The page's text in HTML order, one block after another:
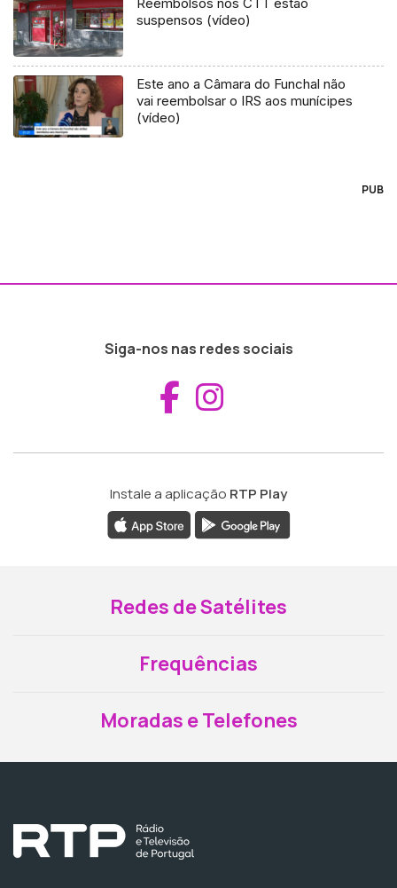
suspensos (vídeo)
Este ano a Câmara do Funchal não
vai reembolsar o IRS aos munícipes
(vídeo)
PUB
Siga-nos nas redes sociais
Aceder ao
Instale a aplicação RTP Play
Redes de Satélites
Frequências
Moradas e Telefones